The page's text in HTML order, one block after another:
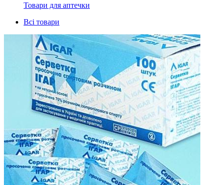
Товари для аптечки
Всі товари